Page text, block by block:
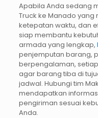
Apabila Anda sedang
Truck ke Manado
ketepatan waktu, dan
siap membantu
armada yang lengkap,
penjemputan barang,
berpengalaman,
agar barang tiba di
jadwal. Hubungi tim
mendapatkan
pengiriman sesuai
Anda.